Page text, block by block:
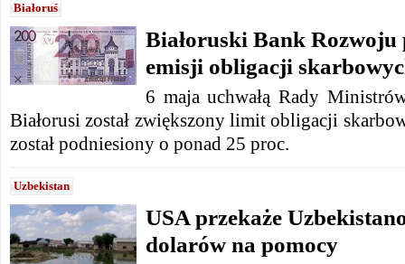
Białoruś
Białoruski Bank
emisji obligacji
6 maja uchwałą Rady
Białorusi został zwiększony limit obligacji
został podniesiony o ponad 25 proc.
Uzbekistan
USA przekaże
dolarów na pomocy